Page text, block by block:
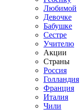
Любимой
Девочке
Бабушке
Сестре
Учителю
Акции
Страны
Россия
Голландия
Франция
Италия
Чили